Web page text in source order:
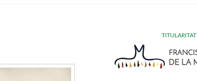
TITULARITAT